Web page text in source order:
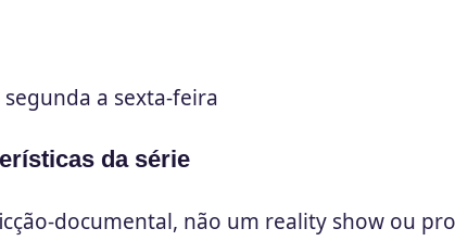
a sexta-feira
da série
documental, não um reality show ou